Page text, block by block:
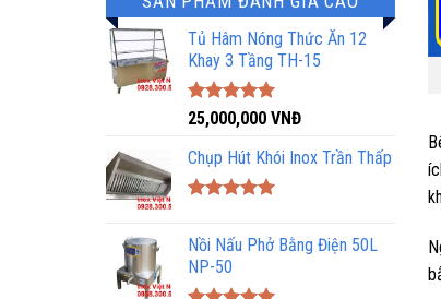
Tủ Hâm Nóng Thức Ăn 12
Khay 3 Tầng TH-15
Được xếp
hạng
5.00
5 sao
25,000,000 VNĐ
Chụp Hút Khói Inox Trần Thấp
5 sao
Nồi Nấu Phở Bằng Điện 50L
NP-50